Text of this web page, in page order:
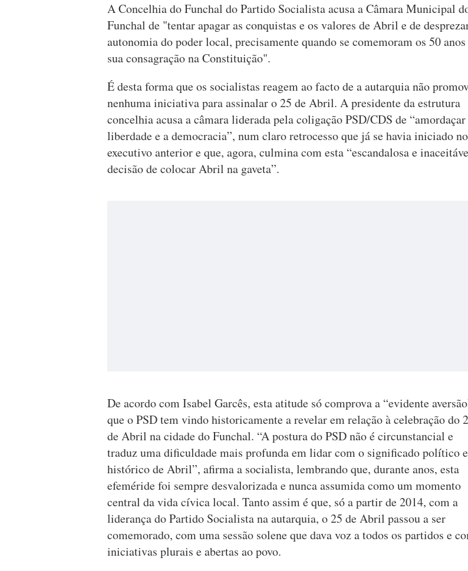
A Concelhia do Funchal do Partido Socialista acusa a Câmara Municipal
Funchal de "tentar apagar as conquistas e os valores de Abril e de
autonomia do poder local, precisamente quando se comemoram os 50
sua consagração na Constituição".
É desta forma que os socialistas reagem ao facto de a autarquia não
nenhuma iniciativa para assinalar o 25 de Abril. A presidente da estrutura
concelhia acusa a câmara liderada pela coligação PSD/CDS de “amordaçar
liberdade e a democracia”, num claro retrocesso que já se havia iniciado no
executivo anterior e que, agora, culmina com esta “escandalosa e
decisão de colocar Abril na gaveta”.
De acordo com Isabel Garcês, esta atitude só comprova a “evidente
que o PSD tem vindo historicamente a revelar em relação à celebração do
de Abril na cidade do Funchal. “A postura do PSD não é circunstancial e
traduz uma dificuldade mais profunda em lidar com o significado político e
histórico de Abril”, afirma a socialista, lembrando que, durante anos, esta
efeméride foi sempre desvalorizada e nunca assumida como um momento
central da vida cívica local. Tanto assim é que, só a partir de 2014, com a
liderança do Partido Socialista na autarquia, o 25 de Abril passou a ser
comemorado, com uma sessão solene que dava voz a todos os partidos e
iniciativas plurais e abertas ao povo.